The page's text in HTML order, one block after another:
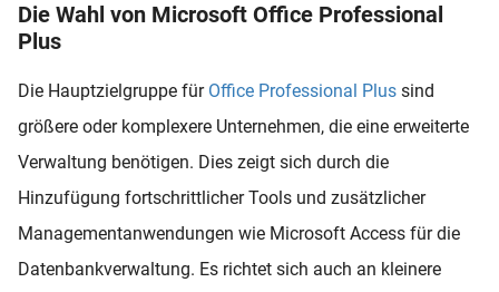
Die Wahl von Microsoft Office Professional
Plus
Die Hauptzielgruppe für Office Professional Plus sind
größere oder komplexere Unternehmen, die eine erweiterte
Verwaltung benötigen. Dies zeigt sich durch die
Hinzufügung fortschrittlicher Tools und zusätzlicher
Managementanwendungen wie Microsoft Access für die
Datenbankverwaltung. Es richtet sich auch an kleinere